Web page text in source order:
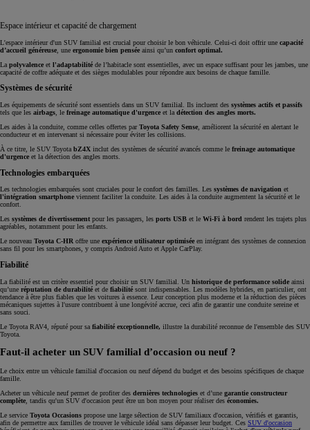
Espace intérieur et capacité de chargement
L'espace intérieur d'un SUV familial est crucial pour choisir le bon véhicule. Celui-ci doit offrir une capacité
d’accueil généreuse , une ergonomie bien pensée ainsi qu’un confort optimal.
La polyvalence et l'adaptabilité de l’habitacle sont essentielles, avec un espace suffisant pour les jambes, une
capacité de coffre adéquate et des sièges modulables pour répondre aux besoins de chaque famille.
Systèmes de sécurité
Les équipements de sécurité sont essentiels dans un SUV familial. Ils incluent des systèmes actifs et passifs
tels que les airbags , le freinage automatique d'urgence et la détection des angles morts.
Les aides à la conduite, comme celles offertes parToyota Safety Sense , améliorent la sécurité en alertant le
conducteur et en intervenant si nécessaire pour éviter les collisions.
À ce titre, le SUV Toyota bZ4X inclut des systèmes de sécurité avancés comme le freinage automatique
d'urgence et la détection des angles morts.
Technologies embarquées
Les technologies embarquées sont cruciales pour le confort des familles. Les systèmes de navigation et
l'intégration smartphone viennent faciliter la conduite. Les aides à la conduite augmentent la sécurité et le
confort.
Les systèmes de divertissement pour les passagers, les ports USB et le Wi-Fi à bord rendent les trajets plus
agréables, notamment pour les enfants.
Le nouveau Toyota C-HR offre une expérience utilisateur optimisée en intégrant des systèmes de connexion
sans fil pour les smartphones, y compris Android Auto et Apple CarPlay.
Fiabilité
La fiabilité est un critère essentiel pour choisir un SUV familial. Un historique de performance solide ainsi
qu’une réputation de durabilité et de fiabilité sont indispensables. Les modèles hybrides, en particulier, ont
tendance à être plus fiables que les voitures à essence. Leur conception plus moderne et la réduction des pièces
mécaniques sujettes à l'usure contribuent à une longévité accrue, ceci afin de garantir une conduite sereine et
sans souci.
Le Toyota RAV4, réputé pour sa fiabilité exceptionnelle, illustre la durabilité reconnue de l'ensemble des SUV
Toyota.
Faut-il acheter un SUV familial d’occasion ou neuf ?
Le choix entre un véhicule familial d'occasion ou neuf dépend du budget et des besoins spécifiques de chaque
famille.
Acheter un véhicule neuf permet de profiter des dernières technologies et d’une garantie constructeur
complète , tandis qu'un SUV d'occasion peut être un bon moyen pour réaliser des économies.
Le service Toyota Occasions propose une large sélection de SUV familiaux d'occasion, vérifiés et garantis,
afin de permettre aux familles de trouver le véhicule idéal sans dépasser leur budget. Ces SUV d'occasion